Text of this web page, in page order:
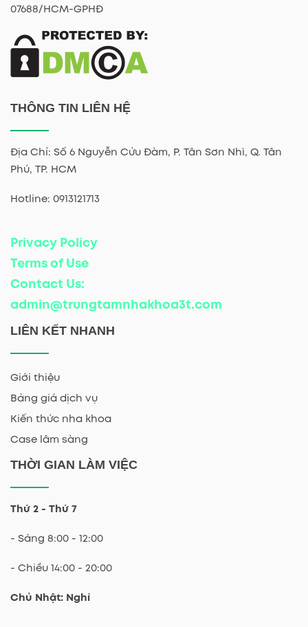
07688/HCM-GPHĐ
THÔNG TIN LIÊN HỆ
Địa Chỉ: Số 6 Nguyễn Cửu Đàm, P. Tân Sơn Nhì, Q. Tân
Phú, TP. HCM
Hotline: 0913121713
Privacy Policy
Terms of Use
Contact Us:
admin@trungtamnhakhoa3t.com
LIÊN KẾT NHANH
Giới thiệu
Bảng giá dịch vụ
Kiến thức nha khoa
Case lâm sàng
THỜI GIAN LÀM VIỆC
Thứ 2 - Thứ 7
- Sáng 8:00 - 12:00
- Chiều 14:00 - 20:00
Chủ Nhật: Nghỉ